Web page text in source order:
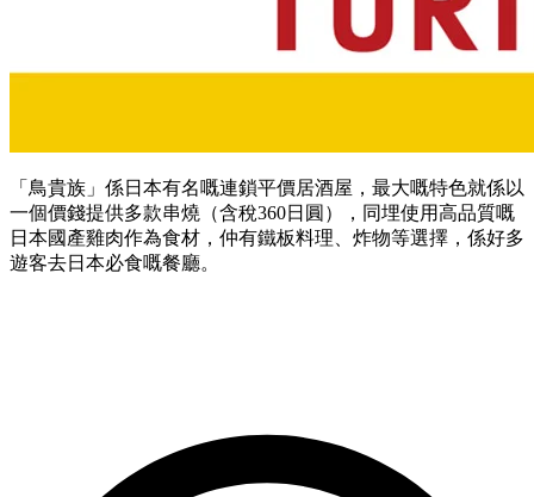
「鳥貴族」係日本有名嘅連鎖平價居酒屋，最大嘅特色就係以
一個價錢提供多款串燒（含稅360日圓），同埋使用高品質嘅
日本國產雞肉作為食材，仲有鐵板料理、炸物等選擇，係好多
遊客去日本必食嘅餐廳。